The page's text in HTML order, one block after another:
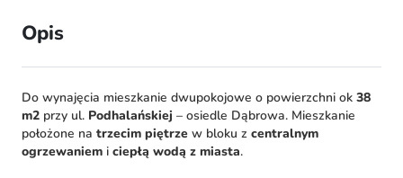
Opis
Do wynajęcia mieszkanie dwupokojowe o powierzchni ok 38
m2 przy ul. Podhalańskiej – osiedle Dąbrowa. Mieszkanie
położone na trzecim piętrze w bloku z centralnym
ogrzewaniem i ciepłą wodą z miasta.